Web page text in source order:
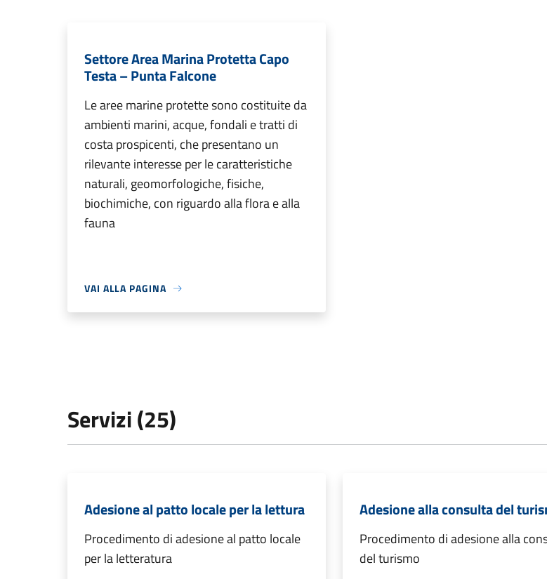
Settore Area Marina Protetta Capo
Testa – Punta Falcone
Le aree marine protette sono costituite da
ambienti marini, acque, fondali e tratti di
costa prospicenti, che presentano un
rilevante interesse per le caratteristiche
naturali, geomorfologiche, fisiche,
biochimiche, con riguardo alla flora e alla
fauna
VAI ALLA PAGINA
Servizi (25)
Adesione al patto locale per la lettura
Procedimento di adesione al patto locale
per la letteratura
Adesione alla consulta del
Procedimento di adesione alla
del turismo